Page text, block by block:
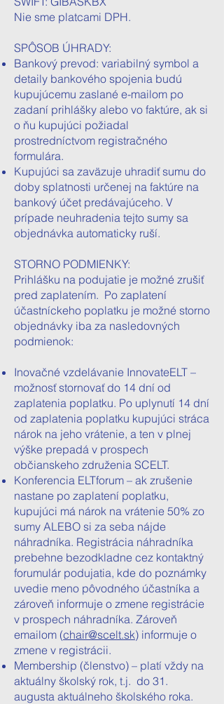
Nie sme platcami DPH.
SPÔSOB ÚHRADY:
Bankový prevod: variabilný symbol a
detaily bankového spojenia budú
kupujúcemu zaslané e-mailom po
zadaní prihlášky alebo vo faktúre, ak si
o ňu kupujúci požiadal
prostredníctvom registračného
formulára.
Kupujúci sa zaväzuje uhradiť sumu do
doby splatnosti určenej na faktúre na
bankový účet predávajúceho. V
prípade neuhradenia tejto sumy sa
objednávka automaticky ruší.
STORNO PODMIENKY:
Prihlášku na podujatie je možné zrušiť
pred zaplatením. Po zaplatení
účastníckeho poplatku je možné storno
objednávky iba za nasledovných
podmienok:
Inovačné vzdelávanie InnovateELT –
možnosť stornovať do 14 dní od
zaplatenia poplatku. Po uplynutí 14 dní
od zaplatenia poplatku kupujúci stráca
nárok na jeho vrátenie, a ten v plnej
výške prepadá v prospech
občianskeho združenia SCELT.
Konferencia ELTforum – ak zrušenie
nastane po zaplatení poplatku,
kupujúci má nárok na vrátenie 50% zo
sumy ALEBO si za seba nájde
náhradníka. Registrácia náhradníka
prebehne bezodkladne cez kontaktný
forumulár podujatia, kde do poznámky
uvedie meno pôvodného účastníka a
zároveň informuje o zmene registrácie
v prospech náhradníka. Zároveň
emailom (chair@scelt.sk) informuje o
zmene v registrácii.
Membership (členstvo) – platí vždy na
aktuálny školský rok, t.j. do 31.
augusta aktuálneho školského roka.